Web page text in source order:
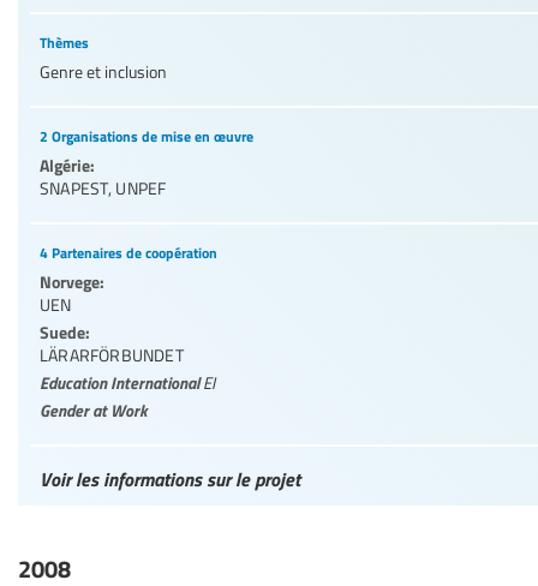
Thèmes
Genre et inclusion
2 Organisations de mise en œuvre
Algérie:
SNAPEST, UNPEF
4 Partenaires de coopération
Norvege:
UEN
Suede:
LÄRARFÖRBUNDET
Education InternationalEI
Gender at Work
Voir les informations sur le projet
2008